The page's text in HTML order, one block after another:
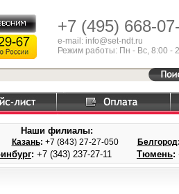
+7 (495) 668-
e-mail: info@set-ndt.ru
Режим работы: Пн - Вс, 8:00 -
Наши филиалы:
Казань: +7 (843) 27-27-050 Белгород:
: +7 (343) 237-27-11 Тюмень: